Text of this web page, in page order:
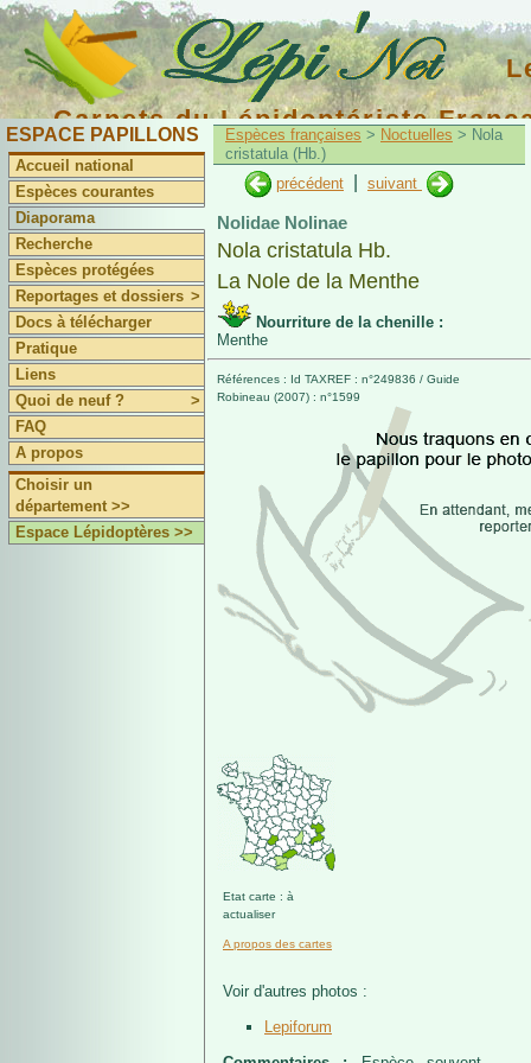
Carnets du Lépidoptériste
ESPACE PAPILLONS
Accueil national
Espèces courantes
Diaporama
Recherche
Espèces protégées
Reportages et dossiers >
Docs à télécharger
Pratique
Liens
Quoi de neuf ?
>
FAQ
A propos
Choisir un
département >>
Espace Lépidoptères >>
Espèces françaises > Noctuelles > Nola
cristatula (Hb.)
précédent
suivant
Nolidae Nolinae
Nola cristatula Hb.
La Nole de la Menthe
Nourriture de la chenille :
Menthe
Références : Id TAXREF : n°249836 / Guide
Robineau (2007) : n°1599
Etat carte : à
actualiser
A propos des cartes
Voir d'autres photos :
Lepiforum